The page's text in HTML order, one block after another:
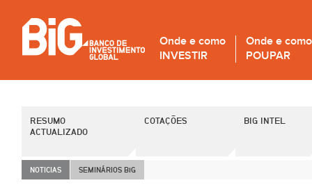
Onde e como
INVESTIR
Onde e como
POUPAR
RESUMO
ACTUALIZADO
COTAÇÕES BIG INTEL
NOTICIAS SEMINÁRIOS BiG